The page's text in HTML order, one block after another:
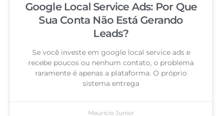
Google Local Service Ads: Por Que
Sua Conta Não Está Gerando
Leads?
Se você investe em google local service ads e
recebe poucos ou nenhum contato, o problema
raramente é apenas a plataforma. O próprio
sistema entrega
Mauricio Junior